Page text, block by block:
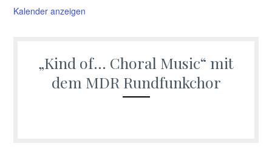
Kalender anzeigen
„Kind of… Choral Music“ mit
dem MDR Rundfunkchor